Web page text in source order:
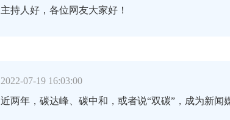
主持人好，各位网友大家好！
2022-07-19 16:03:00
近两年，碳达峰、碳中和，或者说“双碳”，成为新